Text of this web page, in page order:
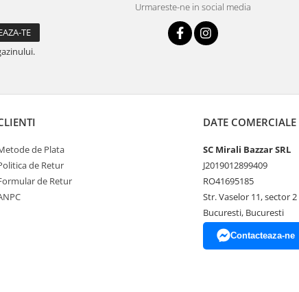
Urmareste-ne in social media
de Plata
de Retur
de Retur
DATE COMERCIALE
SC Mirali Bazzar SRL
J2019012899409
RO41695185
Str. Vaselor 11, sector 2
Bucuresti, Bucuresti
Contacteaza-ne